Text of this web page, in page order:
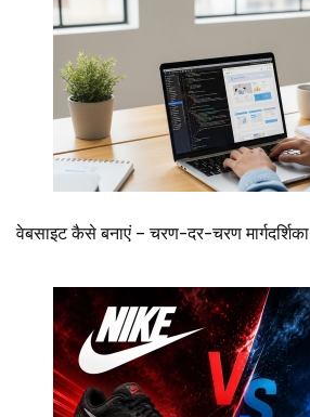
वेबसाइट कैसे बनाएं – चरण-दर-चरण मार्गदर्शिका